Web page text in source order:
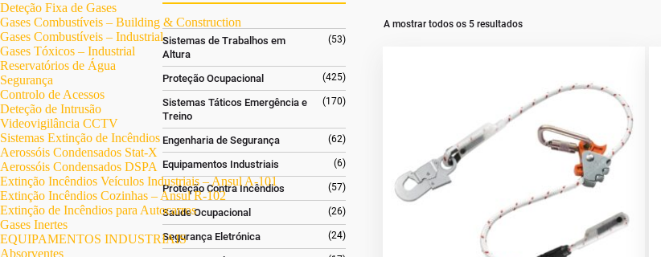
Deteção Fixa de Gases
Gases Combustíveis – Building & Construction
Gases Combustíveis – Industrial
Gases Tóxicos – Industrial
Reservatórios de Água
Segurança
Controlo de Acessos
Deteção de Intrusão
Videovigilância CCTV
Sistemas Extinção de Incêndios
Aerossóis Condensados Stat-X
Aerossóis Condensados DSPA
Extinção Incêndios Veículos Industriais – Ansul A-101
Extinção Incêndios Cozinhas – Ansul R-102
Extinção de Incêndios para Autocarros
Gases Inertes
EQUIPAMENTOS INDUSTRIAIS
Absorventes
Sistemas de Trabalhos em
Altura
(53)
Proteção Ocupacional (425)
Sistemas Táticos Emergência e
Treino
(170)
Engenharia de Segurança (62)
Equipamentos Industriais (6)
Proteção Contra Incêndios (57)
Saúde Ocupacional (26)
Segurança Eletrónica (24)
A mostrar todos os 5 resultados